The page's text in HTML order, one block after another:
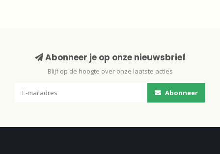
Abonneer je op onze nieuwsbrief
Blijf op de hoogte over onze laatste acties
Abonneer